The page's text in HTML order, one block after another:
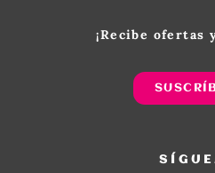
¡Recibe ofertas